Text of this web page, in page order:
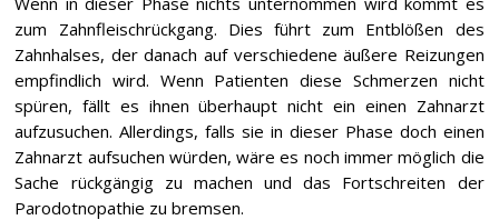
zum Zahnfleischrückgang. Dies führt zum Entblößen des
Zahnhalses, der danach auf verschiedene äußere Reizungen
empfindlich wird. Wenn Patienten diese Schmerzen nicht
spüren, fällt es ihnen überhaupt nicht ein einen Zahnarzt
aufzusuchen. Allerdings, falls sie in dieser Phase doch einen
Zahnarzt aufsuchen würden, wäre es noch immer möglich die
Sache rückgängig zu machen und das Fortschreiten der
Parodotnopathie zu bremsen.